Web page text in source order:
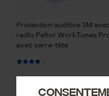
Protection auditive 3M
radio Peltor WorkTunes
avec serre-tête